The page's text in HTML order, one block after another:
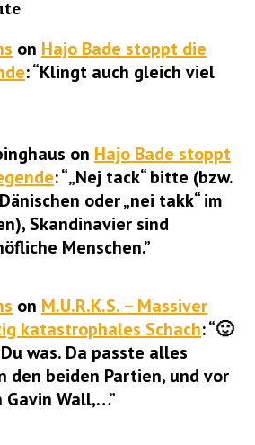
on Hajo Bade stoppt die
: “Klingt auch gleich viel
on Hajo Bade stoppt
: “„Nej tack“ bitte (bzw.
oder „nei takk“ im
Skandinavier sind
Menschen.”
on M.U.R.K.S. – Massiver
katastrophales Schach: “🙂
was. Da passte alles
den beiden Partien, und vor
Gavin Wall,…”